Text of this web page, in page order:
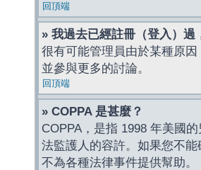
回頂端
» 我過去已經註冊（登入）過
很有可能管理員由於某種原
並參與更多的討論。
回頂端
» COPPA 是甚麼？
COPPA，是指 1998 年美國
法監護人的容許。如果您不
不為各種法律事件提供幫助。